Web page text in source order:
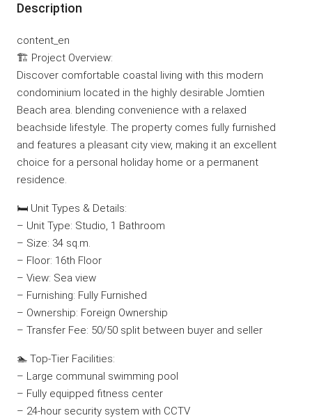
Description
content_en
🏗️ Project Overview:
Discover comfortable coastal living with this modern
condominium located in the highly desirable Jomtien
Beach area. blending convenience with a relaxed
beachside lifestyle. The property comes fully furnished
and features a pleasant city view, making it an excellent
choice for a personal holiday home or a permanent
residence.
🛏️ Unit Types & Details:
– Unit Type: Studio, 1 Bathroom
– Size: 34 sq.m.
– Floor: 16th Floor
– View: Sea view
– Furnishing: Fully Furnished
– Ownership: Foreign Ownership
– Transfer Fee: 50/50 split between buyer and seller
🏊 Top-Tier Facilities:
– Large communal swimming pool
– Fully equipped fitness center
– 24-hour security system with CCTV